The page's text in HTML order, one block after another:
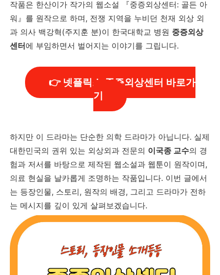
작품은 한산이가 작가의 웹소설 『중증외상센터: 골든 아
워』를 원작으로 하며, 전쟁 지역을 누비던 천재 외상 외
과 의사 백강혁(주지훈 분)이 한국대학교 병원 중증외상
센터에 부임하면서 벌어지는 이야기를 그립니다.
👉 넷플릭스 중증외상센터 바로가
기
하지만 이 드라마는 단순한 의학 드라마가 아닙니다. 실제
대한민국의 권위 있는 외상외과 전문의 이국종 교수의 경
험과 저서를 바탕으로 제작된 웹소설과 웹툰이 원작이며,
의료 현실을 날카롭게 조명하는 작품입니다. 이번 글에서
는 등장인물, 스토리, 원작의 배경, 그리고 드라마가 전하
는 메시지를 깊이 있게 살펴보겠습니다.